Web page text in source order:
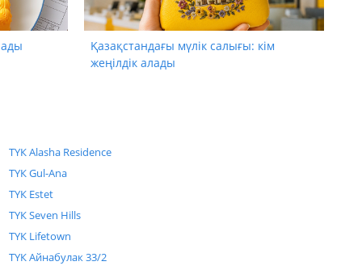
Қазақстандағы мүлік салығы: кім
жеңілдік алады
ТҮК Alasha Residence
ТҮК Gul-Ana
ТҮК Estet
ТҮК Seven Hills
ТҮК Lifetown
ТҮК Айнабулак 33/2